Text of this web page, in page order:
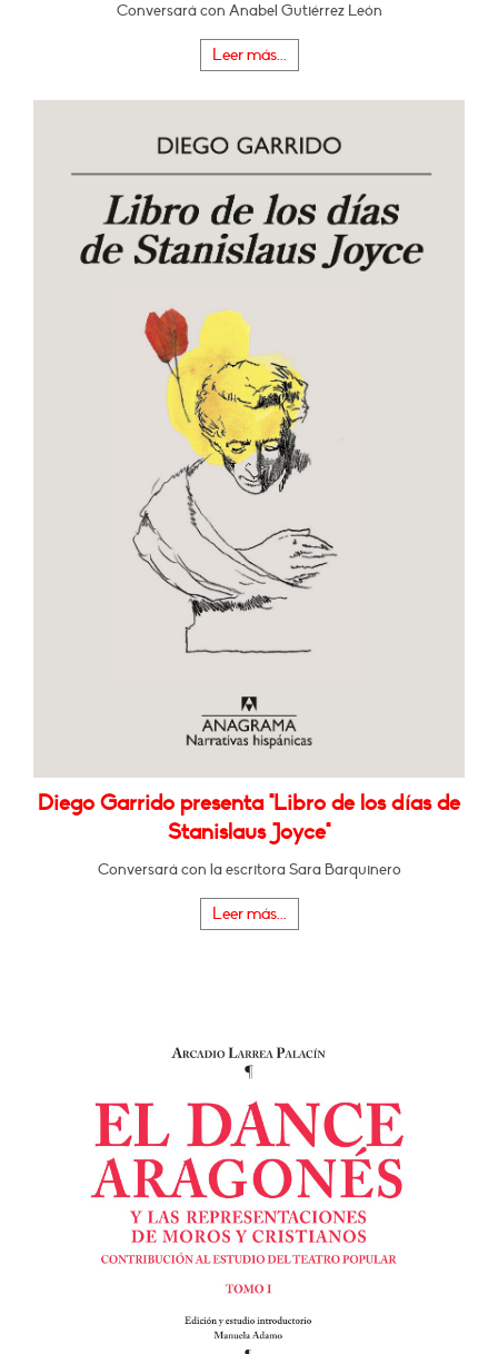
Conversará con Anabel Gutiérrez León
Leer más...
Diego Garrido presenta "Libro de los días de
Stanislaus Joyce"
Conversará con la escritora Sara Barquinero
Leer más...